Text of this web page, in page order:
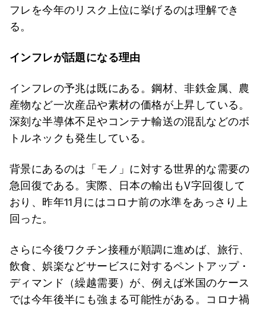
フレを今年のリスク上位に挙げるのは理解でき
る。
インフレが話題になる理由
インフレの予兆は既にある。鋼材、非鉄金属、農
産物など一次産品や素材の価格が上昇している。
深刻な半導体不足やコンテナ輸送の混乱などのボ
トルネックも発生している。
背景にあるのは「モノ」に対する世界的な需要の
急回復である。実際、日本の輸出もV字回復して
おり、昨年11月にはコロナ前の水準をあっさり上
回った。
さらに今後ワクチン接種が順調に進めば、旅行、
飲食、娯楽などサービスに対するペントアップ・
ディマンド（繰越需要）が、例えば米国のケース
では今年後半にも強まる可能性がある。コロナ禍